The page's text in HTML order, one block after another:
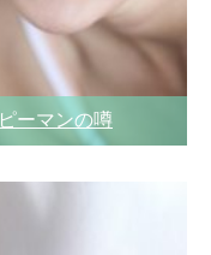
ーマンの噂